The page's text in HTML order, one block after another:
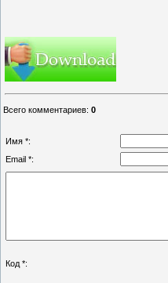
Всего комментариев: 0
Имя *:
Email *:
Код *: